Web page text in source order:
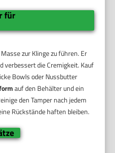
für
zur Klinge zu führen. Er
verbessert die Cremigkeit. Kauf
Bowls oder Nussbutter
auf den Behälter und ein
den Tamper nach jedem
Rückstände haften bleiben.